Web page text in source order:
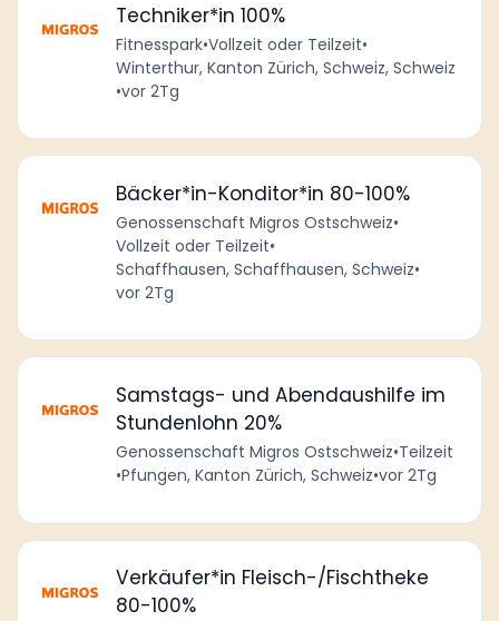
Techniker*in 100%
Fitnesspark•Vollzeit oder Teilzeit•
Winterthur, Kanton Zürich, Schweiz, Schweiz
•vor 2Tg
Bäcker*in-Konditor*in 80-100%
Genossenschaft Migros Ostschweiz•
Vollzeit oder Teilzeit•
Schaffhausen, Schaffhausen, Schweiz•
vor 2Tg
Samstags- und Abendaushilfe im
Stundenlohn 20%
Genossenschaft Migros Ostschweiz•Teilzeit
•Pfungen, Kanton Zürich, Schweiz•vor 2Tg
Verkäufer*in Fleisch-/Fischtheke
80-100%